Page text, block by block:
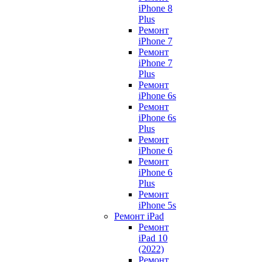
iPhone 8
Plus
Ремонт
iPhone 7
Ремонт
iPhone 7
Plus
Ремонт
iPhone 6s
Ремонт
iPhone 6s
Plus
Ремонт
iPhone 6
Ремонт
iPhone 6
Plus
Ремонт
iPhone 5s
Ремонт iPad
Ремонт
iPad 10
(2022)
Ремонт